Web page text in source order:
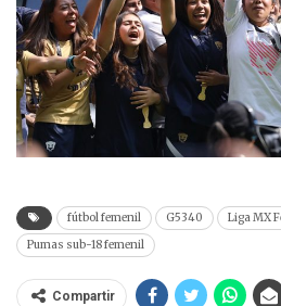
fútbol femenil G5340
Liga MX
Pumas sub-18 femenil
Compartir